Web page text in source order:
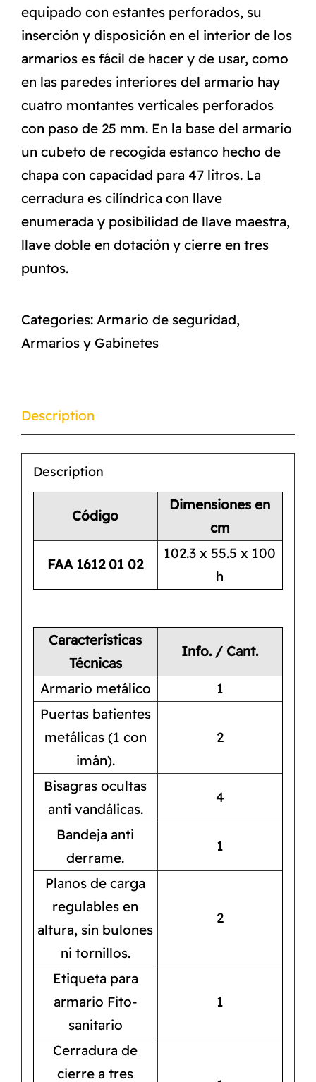
equipado con estantes perforados, su
inserción y disposición en el interior de los
armarios es fácil de hacer y de usar, como
en las paredes interiores del armario hay
cuatro montantes verticales perforados
con paso de 25 mm. En la base del armario
un cubeto de recogida estanco hecho de
chapa con capacidad para 47 litros. La
cerradura es cilíndrica con llave
enumerada y posibilidad de llave maestra,
llave doble en dotación y cierre en tres
puntos.
Categories: Armario de seguridad,
Armarios y Gabinetes
Description
Description
Código
Dimensiones en
cm
FAA 1612 01 02
102.3 x 55.5 x 100
h
Características
Técnicas
Info. / Cant.
Armario metálico
1
Puertas batientes
metálicas (1 con
imán).
2
Bisagras ocultas
anti vandálicas.
4
Bandeja anti
derrame.
1
Planos de carga
regulables en
altura, sin bulones
ni tornillos.
2
Etiqueta para
armario Fito-
sanitario
1
Cerradura de
cierre a tres